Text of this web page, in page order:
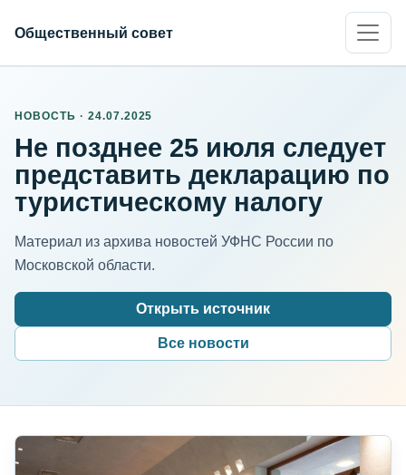
Общественный совет
НОВОСТЬ · 24.07.2025
Не позднее 25 июля следует
представить декларацию по
туристическому налогу
Материал из архива новостей УФНС России по
Московской области.
Открыть источник
Все новости